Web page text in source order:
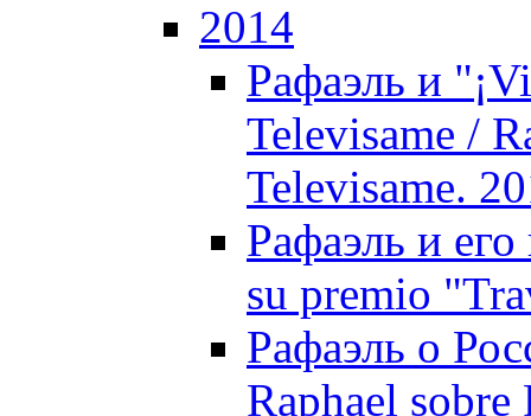
2014
Рафаэль и
Televisame /
Televisame.
Рафаэль и
su premio
Рафаэль о
Raphael